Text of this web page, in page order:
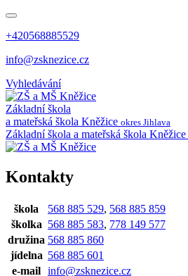
+420568885529
info@zsknezice.cz
Vyhledávání
Základní škola
a mateřská škola Kněžice okres Jihlava
Základní škola a mateřská škola Kněžice
Kontakty
škola 568 885 529, 568 885 859
školka 568 885 583, 778 149 577
družina 568 885 860
jídelna 568 885 601
e-mail info@zsknezice.cz